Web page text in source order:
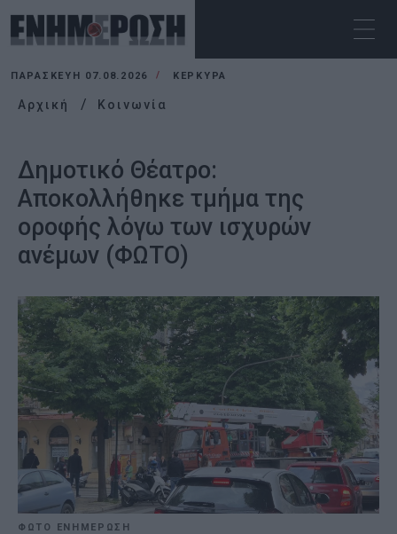
ΠΑΡΑΣΚΕΥΉ 07.08.2026 ΚΕΡΚΥΡΑ
Αρχική Κοινωνία
Δημοτικό Θέατρο:
Αποκολλήθηκε τμήμα της
οροφής λόγω των ισχυρών
ανέμων (ΦΩΤΟ)
ΦΩΤΟ ΕΝΗΜΕΡΩΣΗ